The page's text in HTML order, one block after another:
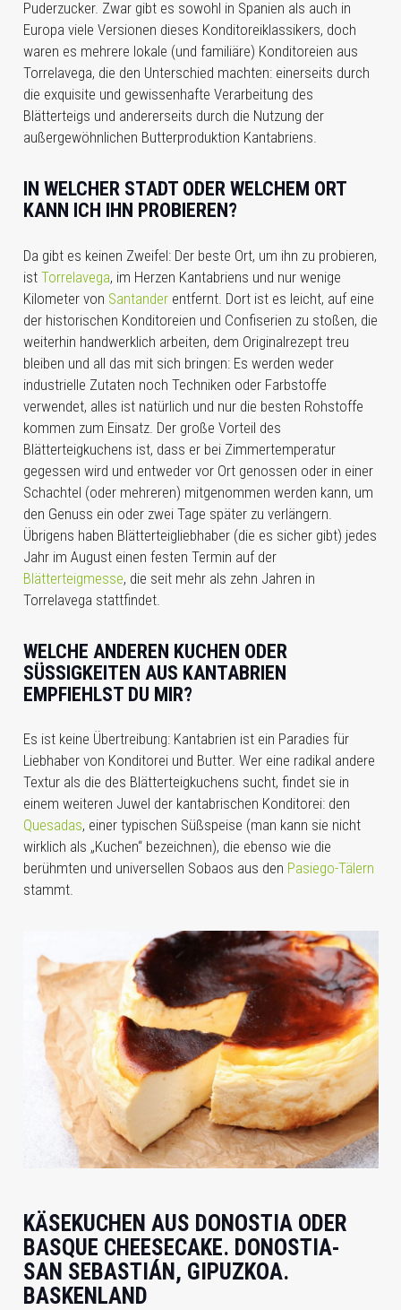
Puderzucker. Zwar gibt es sowohl in Spanien als auch in
Europa viele Versionen dieses Konditoreiklassikers, doch
waren es mehrere lokale (und familiäre) Konditoreien aus
Torrelavega, die den Unterschied machten: einerseits durch
die exquisite und gewissenhafte Verarbeitung des
Blätterteigs und andererseits durch die Nutzung der
außergewöhnlichen Butterproduktion Kantabriens.
IN WELCHER STADT ODER WELCHEM ORT
KANN ICH IHN PROBIEREN?
Da gibt es keinen Zweifel: Der beste Ort, um ihn zu probieren,
ist Torrelavega, im Herzen Kantabriens und nur wenige
Kilometer von Santanderentfernt. Dort ist es leicht, auf eine
der historischen Konditoreien und Confiserien zu stoßen, die
weiterhin handwerklich arbeiten, dem Originalrezept treu
bleiben und all das mit sich bringen: Es werden weder
industrielle Zutaten noch Techniken oder Farbstoffe
verwendet, alles ist natürlich und nur die besten Rohstoffe
kommen zum Einsatz. Der große Vorteil des
Blätterteigkuchens ist, dass er bei Zimmertemperatur
gegessen wird und entweder vor Ort genossen oder in einer
Schachtel (oder mehreren) mitgenommen werden kann, um
den Genuss ein oder zwei Tage später zu verlängern.
Übrigens haben Blätterteigliebhaber (die es sicher gibt) jedes
Jahr im August einen festen Termin auf der
Blätterteigmesse, die seit mehr als zehn Jahren in
Torrelavega stattfindet.
WELCHE ANDEREN KUCHEN ODER
SÜSSIGKEITEN AUS KANTABRIEN E
MPFIEHLST DU MIR?
Es ist keine Übertreibung: Kantabrien ist ein Paradies für
Liebhaber von Konditorei und Butter. Wer eine radikal andere
Textur als die des Blätterteigkuchens sucht, findet sie in
einem weiteren Juwel der kantabrischen Konditorei: den
Quesadas, einer typischen Süßspeise (man kann sie nicht
wirklich als „Kuchen“ bezeichnen), die ebenso wie die
berühmten und universellen Sobaos aus den Pasiego-Tälern
stammt.
KÄSEKUCHEN AUS DONOSTIA ODER
BASQUE CHEESECAKE. DONOSTIA-
SAN SEBASTIÁN, GIPUZKOA.
BASKENLAND